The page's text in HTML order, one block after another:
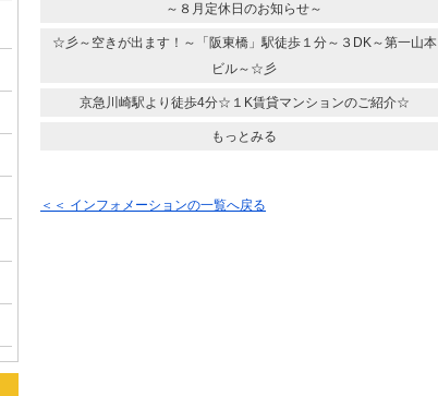
～８月定休日のお知らせ～
☆彡～空きが出ます！～「阪東橋」駅徒歩１分～３DK～第一山本
ビル～☆彡
京急川崎駅より徒歩4分☆１K賃貸マンションのご紹介☆
もっとみる
＜＜ インフォメーションの一覧へ戻る